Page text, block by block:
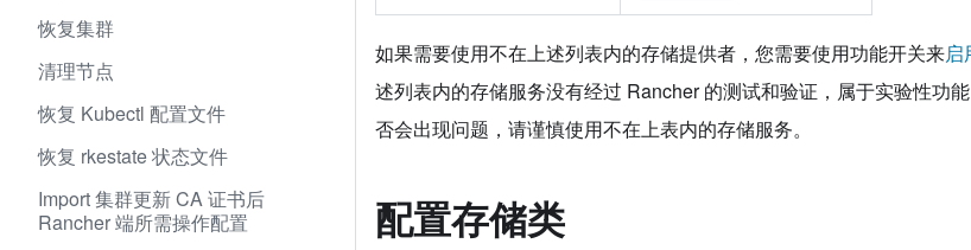
恢复集群
清理节点
恢复 Kubectl 配置文件
恢复 rkestate 状态文件
Import 集群更新 CA 证书后
Rancher 端所需操作配置
如果需要使用不在上述列表内的存储提供者，您需要使用功能开关来启
述列表内的存储服务没有经过 Rancher 的测试和验证，属于实验性功
否会出现问题，请谨慎使用不在上表内的存储服务。
配置存储类